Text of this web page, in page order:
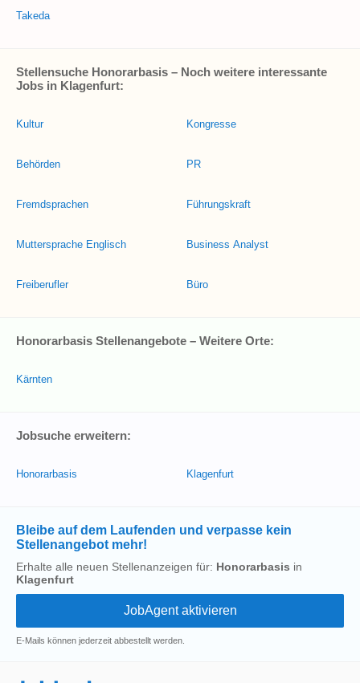
Takeda
Stellensuche Honorarbasis – Noch weitere interessante
Jobs in Klagenfurt:
Kultur
Behörden
Fremdsprachen
Muttersprache Englisch
Freiberufler
Kongresse
PR
Führungskraft
Business Analyst
Büro
Honorarbasis Stellenangebote – Weitere Orte:
Kärnten
Jobsuche erweitern:
Honorarbasis Klagenfurt
Bleibe auf dem Laufenden und verpasse kein
Stellenangebot mehr!
Erhalte alle neuen Stellenanzeigen für: Honorarbasis in
Klagenfurt
E-Mails können jederzeit abbestellt werden.